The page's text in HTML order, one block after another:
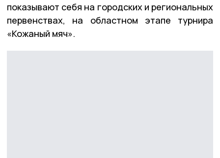
показывают себя на городских и региональных
первенствах, на областном этапе турнира
«Кожаный мяч».